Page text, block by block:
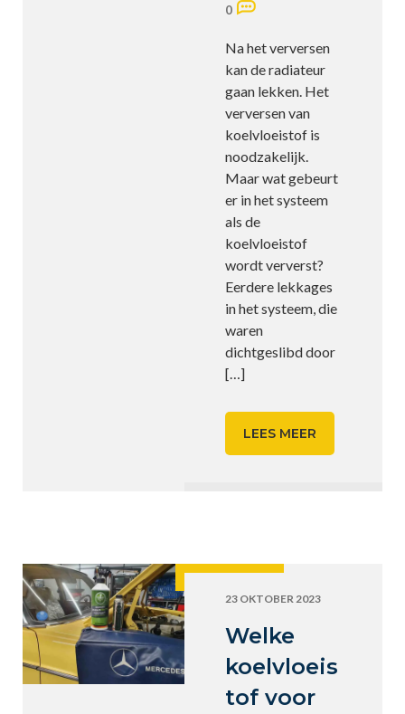
0
Na het verversen
kan de radiateur
gaan lekken. Het
verversen van
koelvloeistof is
noodzakelijk.
Maar wat gebeurt
er in het systeem
als de
koelvloeistof
wordt ververst?
Eerdere lekkages
in het systeem, die
waren
dichtgeslibd door
[…]
LEES MEER
23 OKTOBER 2023
Welke
koelvloeis
tof voor